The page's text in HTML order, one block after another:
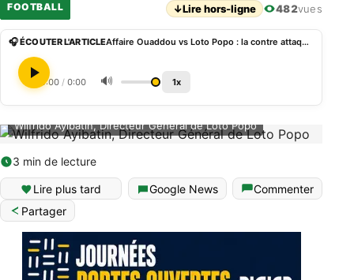
FOOTBALL ↓Lire hors-ligne 482vues
🎧 ÉCOUTER L'ARTICLE Affaire Ouaddou vs Loto Popo : la contre attaque de Wilfrido Ayibatin
0:00 / 0:00 🔊 1x
Wilfrido Ayibatin, Directeur Général de Loto Popo
3 min de lecture
Lire plus tard Google News
Commenter
Partager